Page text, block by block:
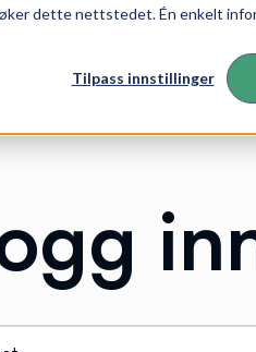
dette nettstedet. Én enkelt
Tilpass innstillinger